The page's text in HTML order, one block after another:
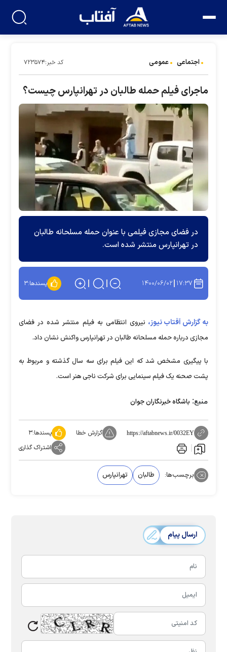
اجتماعی عمومی کد خبر:۷۲۳۵۷۴
ماجرای فیلم حمله طالبان در تهرانپارس چیست؟
در فضای مجازی فیلمی با عنوان حمله مسلحانه طالبان
در تهرانپارس منتشر شده است.
۱۷:۳۷ ۱۴۰۰/۰۶/۰۲ پسندها:۳
به گزارش آفتاب نیوز، نیروی انتظامی به فیلم منتشر شده در فضای
مجازی درباره حمله مسلحانه طالبان در تهرانپارس واکنش نشان داد.
با پیگیری مشخص شد که این فیلم برای سه سال گذشته و مربوط به
پشت صحنه یک فیلم سینمایی برای شرکت ناجی هنر است.
منبع: باشگاه خبرنگاران جوان
https://aftabnews.ir/0032EY گزارش خطا پسندها:۳
اشتراک گذاری
برچسب‌ها: طالبان تهرانپارس
ارسال پیام